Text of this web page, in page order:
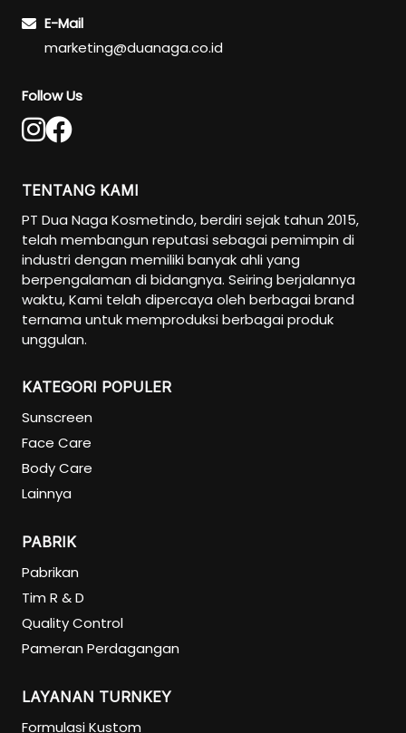
E-Mail
marketing@duanaga.co.id
Follow Us
TENTANG KAMI
PT Dua Naga Kosmetindo, berdiri sejak tahun 2015,
telah membangun reputasi sebagai pemimpin di
industri dengan memiliki banyak ahli yang
berpengalaman di bidangnya. Seiring berjalannya
waktu, Kami telah dipercaya oleh berbagai brand
ternama untuk memproduksi berbagai produk
unggulan.
KATEGORI POPULER
Sunscreen
Face Care
Body Care
Lainnya
PABRIK
Pabrikan
Tim R & D
Quality Control
Pameran Perdagangan
LAYANAN TURNKEY
Formulasi Kustom